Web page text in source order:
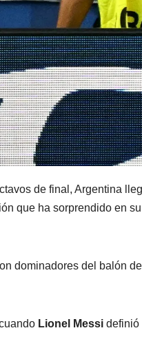
de final, Argentina
que ha sorprendido en su
dominadores del balón
Lionel Messi definió